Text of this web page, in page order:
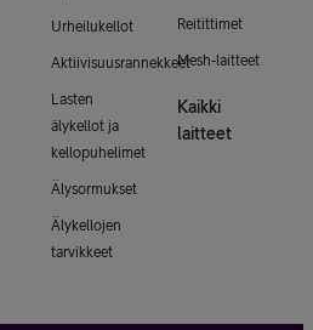
Urheilukellot
Aktiivisuusrannekkeet
Lasten
älykellot ja
kellopuhelimet
Älysormukset
Älykellojen
tarvikkeet
Reitittimet
Mesh-laitteet
Kaikki
laitteet